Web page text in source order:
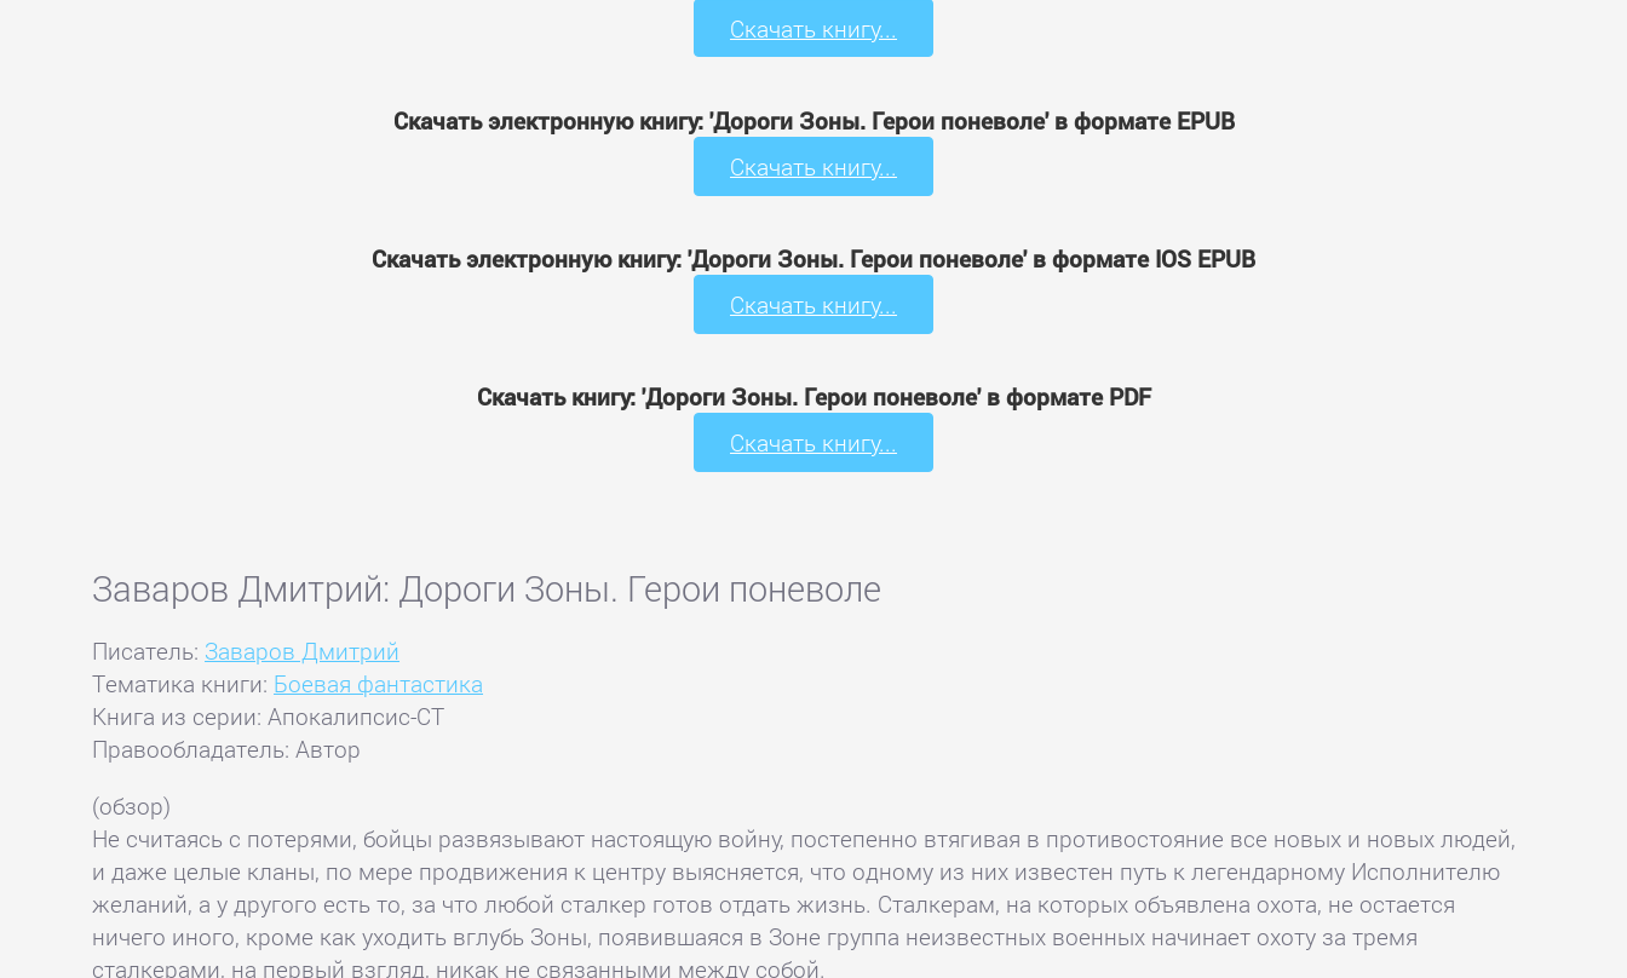
Скачать книгу...
Скачать электронную книгу: 'Дороги Зоны. Герои поневоле' в формате EPUB
Скачать книгу...
Скачать электронную книгу: 'Дороги Зоны. Герои поневоле' в формате IOS EPUB
Скачать книгу...
Скачать книгу: 'Дороги Зоны. Герои поневоле' в формате PDF
Скачать книгу...
Заваров Дмитрий: Дороги Зоны. Герои поневоле
Писатель: Заваров Дмитрий
Тематика книги: Боевая фантастика
Книга из серии: Апокалипсис-СТ
Правообладатель: Автор
(обзор)
Не считаясь с потерями, бойцы развязывают настоящую войну, постепенно втягивая в противостояние все новых и новых людей,
и даже целые кланы, по мере продвижения к центру выясняется, что одному из них известен путь к легендарному Исполнителю
желаний, а у другого есть то, за что любой сталкер готов отдать жизнь. Сталкерам, на которых объявлена охота, не остается
ничего иного, кроме как уходить вглубь Зоны, появившаяся в Зоне группа неизвестных военных начинает охоту за тремя
сталкерами, на первый взгляд, никак не связанными между собой.